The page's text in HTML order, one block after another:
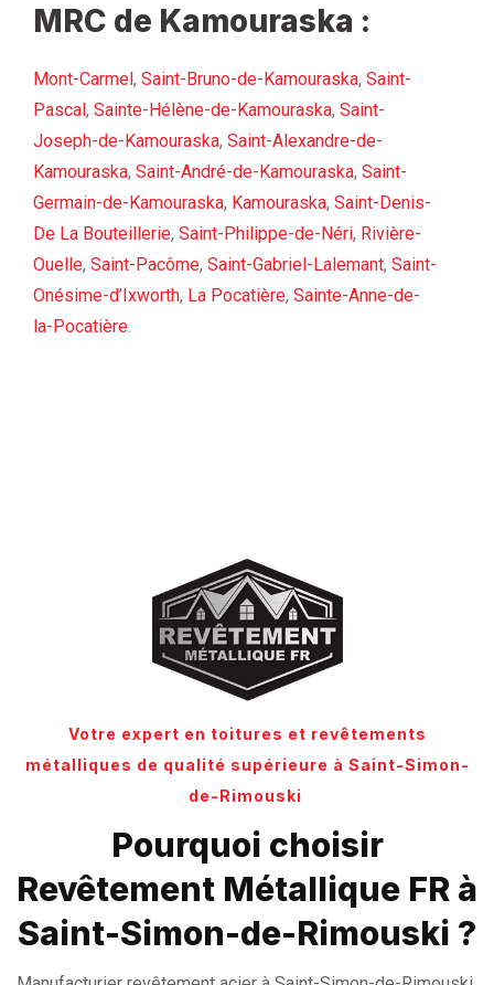
MRC de Kamouraska :
Mont-Carmel , Saint-Bruno-de-Kamouraska, Saint-
Pascal , Sainte-Hélène-de-Kamouraska, Saint-
Joseph-de-Kamouraska, Saint-Alexandre-de-
Kamouraska, Saint-André-de-Kamouraska, Saint-
Germain-de-Kamouraska, Kamouraska, Saint-Denis-
De La Bouteillerie, Saint-Philippe-de-Néri, Rivière-
Ouelle, Saint-Pacôme, Saint-Gabriel-Lalemant, Saint-
Onésime-d’Ixworth, La Pocatière, Sainte-Anne-de-
la-Pocatière.
Votre expert en toitures et revêtements
métalliques de qualité supérieure à Saint-Simon-
de-Rimouski
Pourquoi choisir
Revêtement Métallique FR à
Saint-Simon-de-Rimouski ?